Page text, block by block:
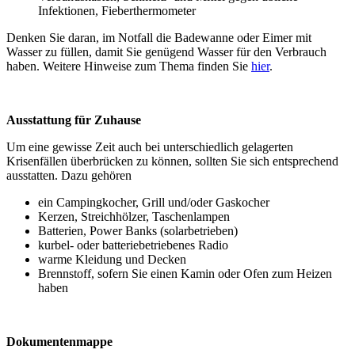
Infektionen, Fieberthermometer
Denken Sie daran, im Notfall die Badewanne oder Eimer mit
Wasser zu füllen, damit Sie genügend Wasser für den Verbrauch
haben. Weitere Hinweise zum Thema finden Sie hier.
Ausstattung für Zuhause
Um eine gewisse Zeit auch bei unterschiedlich gelagerten
Krisenfällen überbrücken zu können, sollten Sie sich entsprechend
ausstatten. Dazu gehören
ein Campingkocher, Grill und/oder Gaskocher
Kerzen, Streichhölzer, Taschenlampen
Batterien, Power Banks (solarbetrieben)
kurbel- oder batteriebetriebenes Radio
warme Kleidung und Decken
Brennstoff, sofern Sie einen Kamin oder Ofen zum Heizen
haben
Dokumentenmappe